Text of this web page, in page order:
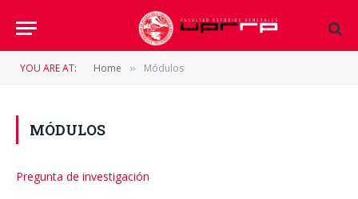
YOU ARE AT: Home » Módulos
MÓDULOS
Pregunta de investigación